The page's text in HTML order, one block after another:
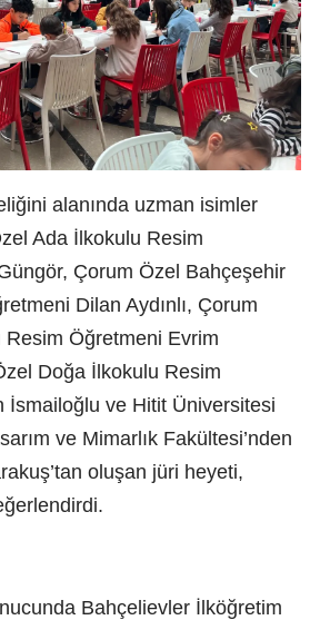
alanında uzman isimler
Ada İlkokulu Resim
Çorum Özel Bahçeşehir
Dilan Aydınlı, Çorum
Öğretmeni Evrim
Doğa İlkokulu Resim
İsmailoğlu ve Hitit Üniversitesi
ve Mimarlık Fakültesi’nden
oluşan jüri heyeti,
Bahçelievler İlköğretim